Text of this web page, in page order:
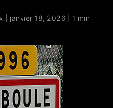
janvier 18, 2026
1 min